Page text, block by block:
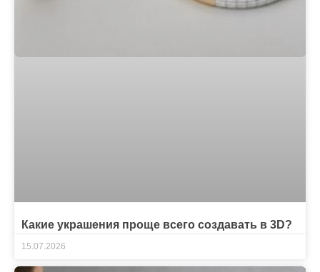
Какие украшения проще всего создавать в 3D?
15.07.2026